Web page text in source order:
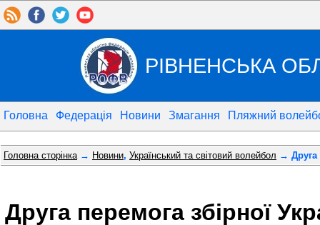
РІВНЕНСЬКА
Головна Федерація Новини Змагання Пляжний
Головна сторінка→ Новини, Український та світовий волейбол → Друга
Друга перемога збірної